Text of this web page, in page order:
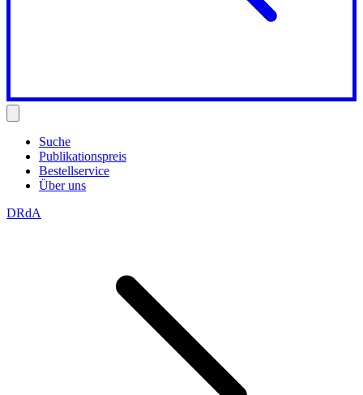
Suche
Publikationspreis
Bestellservice
Über uns
DRdA